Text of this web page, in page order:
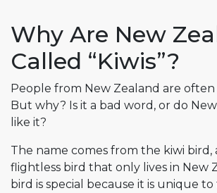
Why Are New
Called “Kiwis”?
People from New Zealand are often
But why? Is it a bad word, or do
like it?
The name comes from the kiwi bird,
flightless bird that only lives in New
bird is special because it is unique